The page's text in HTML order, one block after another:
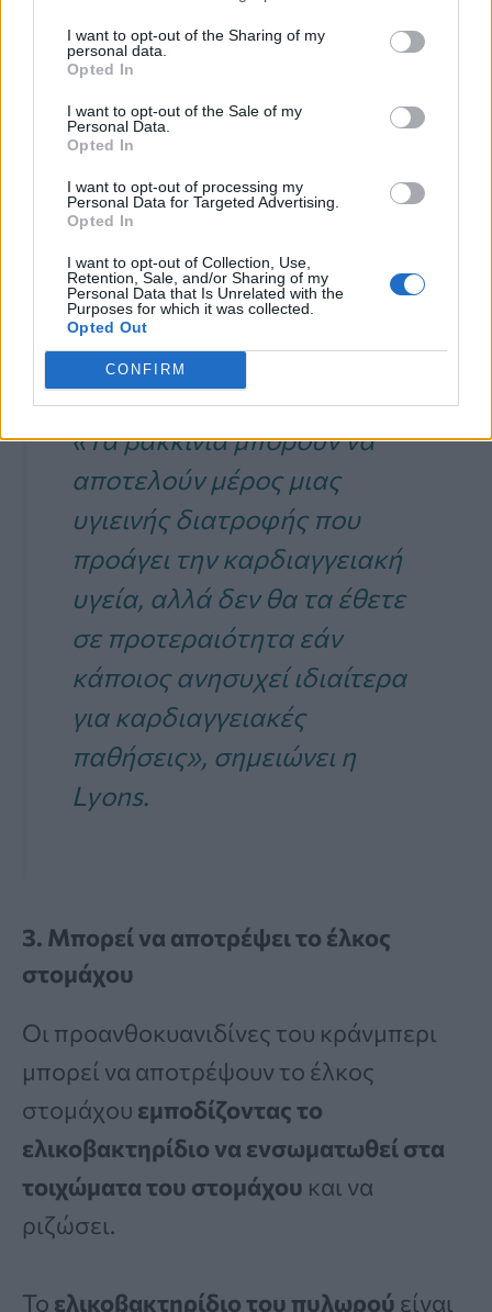
I want to opt-out of the Sharing of my
personal data.
Opted In
I want to opt-out of the Sale of my
Personal Data.
Opted In
I want to opt-out of processing my
Personal Data for Targeted Advertising.
Opted In
I want to opt-out of Collection, Use,
Retention, Sale, and/or Sharing of my
Personal Data that Is Unrelated with the
Purposes for which it was collected.
Opted Out
CONFIRM
αρτηριακή πίεσηβρήκε μόνο μια
ελαφρά μείωση μετά την κατανάλωση
500 mL χυμού κράνμπερι
καθημερινά
για οκτώ εβδομάδες. Μια άλλη
ανασκόπηση 16 μελετώνδιαπίστωσε ότι
τα κράνμπερι είχαν θετικές επιδράσεις
στην υγεία της καρδιάς αλλά όχι αρκετές
για να θεωρηθούν στατιστικά
σημαντικά.
«Τα βακκίνια μπορούν να
αποτελούν μέρος μιας
υγιεινής διατροφής που
προάγει την καρδιαγγειακή
υγεία, αλλά δεν θα τα έθετε
σε προτεραιότητα εάν
κάποιος ανησυχεί ιδιαίτερα
για καρδιαγγειακές
παθήσεις», σημειώνει η
Lyons.
3. Μπορεί να αποτρέψει το έλκος
στομάχου
Οι προανθοκυανιδίνες του κράνμπερι
μπορεί να αποτρέψουν το έλκος
στομάχου εμποδίζοντας το
ελικοβακτηρίδιο να ενσωματωθεί στα
τοιχώματα του στομάχου και να
ριζώσει.
Το ελικοβακτηρίδιο του πυλωρού είναι